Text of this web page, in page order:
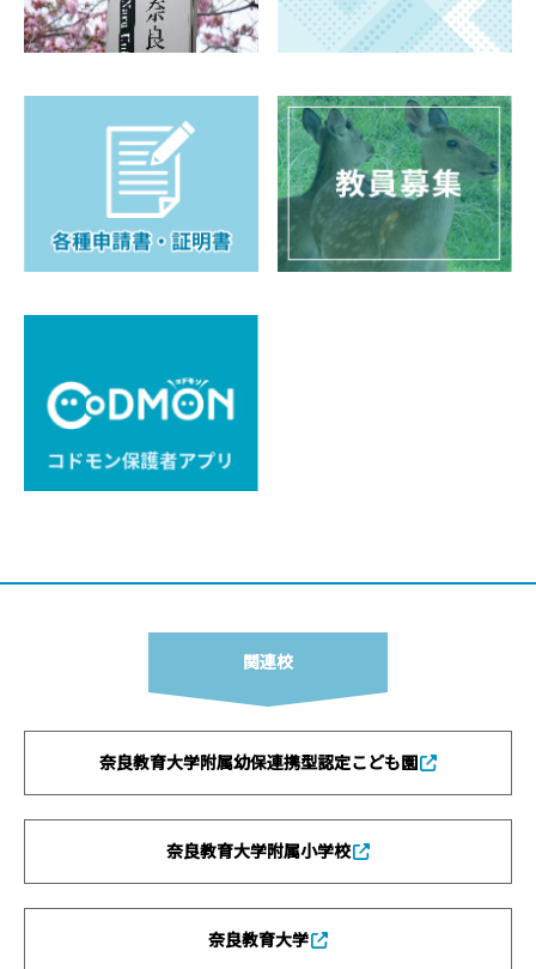
育桜会
関連校
奈良教育大学附属幼保連携型認定こども園
奈良教育大学附属小学校
奈良教育大学